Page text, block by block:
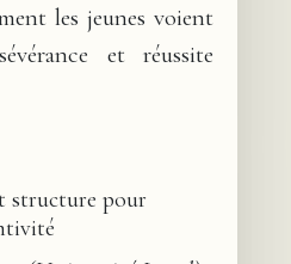
les jeunes voient
et réussite
structure pour